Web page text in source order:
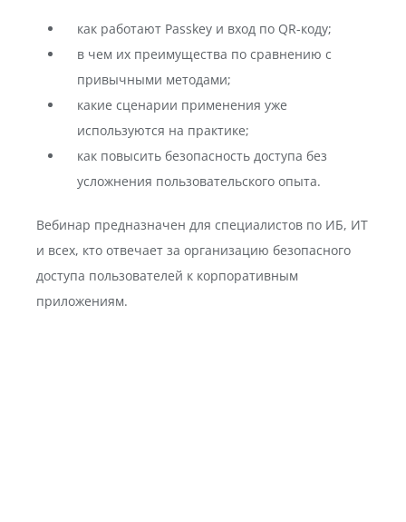
как работают Passkey и вход по QR-коду;
в чем их преимущества по сравнению с
привычными методами;
какие сценарии применения уже
используются на практике;
как повысить безопасность доступа без
усложнения пользовательского опыта.
Вебинар предназначен для специалистов по ИБ, ИТ
и всех, кто отвечает за организацию безопасного
доступа пользователей к корпоративным
приложениям.